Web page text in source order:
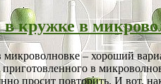
кружке в
– хороший
в
просит повторить. И вот,